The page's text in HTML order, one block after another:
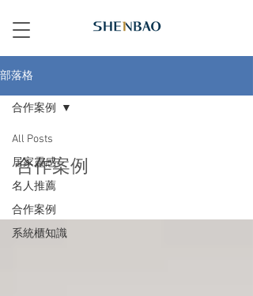
部落格
All Posts
居家靈感
名人推薦
合作案例
系統櫃知識
合作案例
合作案例